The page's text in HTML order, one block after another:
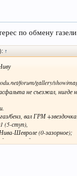
по обмену
↑
forum/gallery/
не съезжал, нигде
бенз, вал ГРМ
(5-ступ),
Шевроле (0-зазорное);
коробки — 3 точки;
Моста —